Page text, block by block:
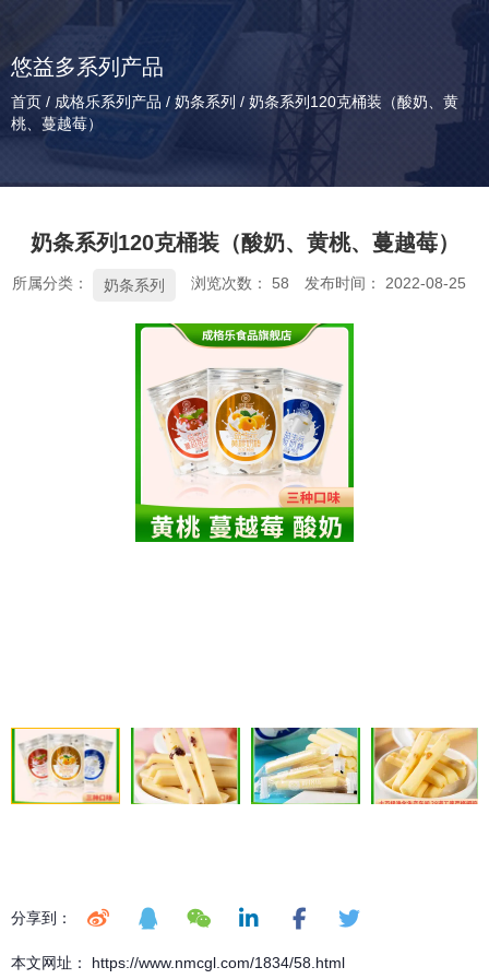
悠益多系列产品
首页 / 成格乐系列产品 / 奶条系列 / 奶条系列120克桶装（酸奶、黄
桃、蔓越莓）
奶条系列120克桶装（酸奶、黄桃、蔓越莓）
所属分类： 奶条系列 浏览次数： 58 发布时间： 2022-08-25
分享到：
本文网址： https://www.nmcgl.com/1834/58.html